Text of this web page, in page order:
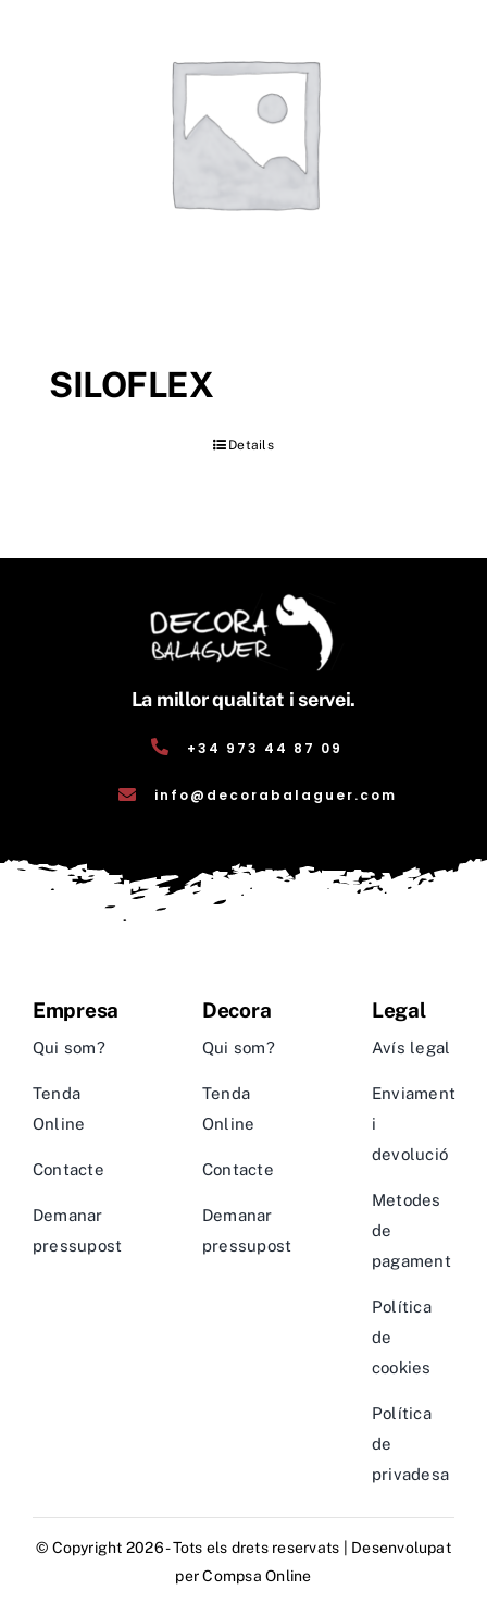
SILOFLEX
Details
La millor qualitat i servei.
+34 973 44 87 09
info@decorabalaguer.com
Empresa
Qui som?
Tenda
Online
Contacte
Demanar
pressupost
Decora
Qui som?
Tenda
Online
Contacte
Demanar
pressupost
Legal
Avís legal
Enviament
i
devolució
Metodes
de
pagament
Política
de
cookies
Política
de
privadesa
© Copyright 2026 - Tots els drets reservats | Desenvolupat
perCompsa Online